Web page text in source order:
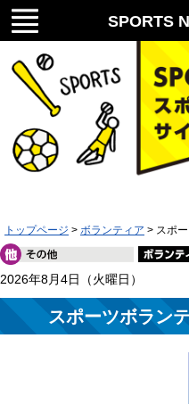
スポナビ！サイタマ！
メニ
ュー
SPORTS
トップページ > ボランティア > スポ
2026年8月4日（火曜日）
スポーツボラン